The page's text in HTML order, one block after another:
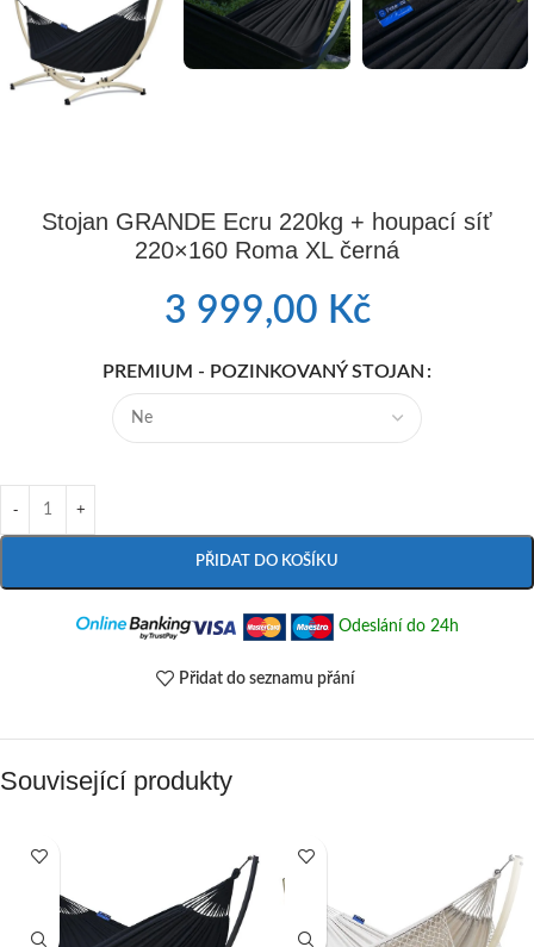
Stojan GRANDE Ecru 220kg + houpací síť
220×160 Roma XL černá
3 999,00 Kč
PREMIUM - POZINKOVANÝ STOJAN
PŘIDAT DO KOŠÍKU
Odeslání do 24h
Přidat do seznamu přání
Související produkty